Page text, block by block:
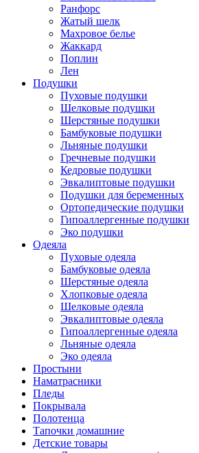
Ранфорс
Жатый шелк
Махровое белье
Жаккард
Поплин
Лен
Подушки
Пуховые подушки
Шелковые подушки
Шерстяные подушки
Бамбуковые подушки
Льняные подушки
Гречневые подушки
Кедровые подушки
Эвкалиптовые подушки
Подушки для беременных
Ортопедические подушки
Гипоаллергенные подушки
Эко подушки
Одеяла
Пуховые одеяла
Бамбуковые одеяла
Шерстяные одеяла
Хлопковые одеяла
Шелковые одеяла
Эвкалиптовые одеяла
Гипоаллергенные одеяла
Льняные одеяла
Эко одеяла
Простыни
Наматрасники
Пледы
Покрывала
Полотенца
Тапочки домашние
Детские товары